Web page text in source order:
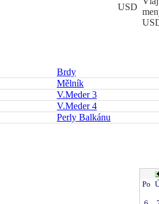
USD
Brdy
Mělník
V.Meder 3
V.Meder 4
Perly Balkánu
Po